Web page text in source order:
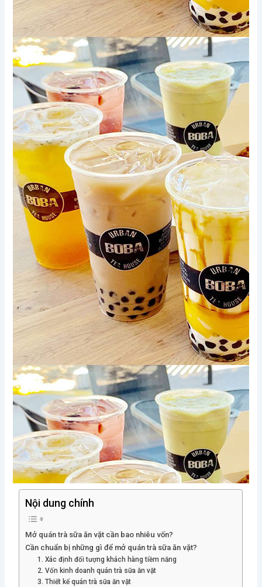
Nội dung chính
Mở quán trà sữa ăn vặt cần bao nhiêu vốn?
Cần chuẩn bị những gì để mở quán trà sữa ăn vặt?
1. Xác định đối tượng khách hàng tiềm năng
2. Vốn kinh doanh quán trà sữa ăn vặt
3. Thiết kế quán trà sữa ăn vặt